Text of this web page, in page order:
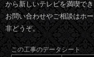
から新しいテレビを満喫で
お問い合わせやご相談はホ
非どうぞ。
この工事のデータシート